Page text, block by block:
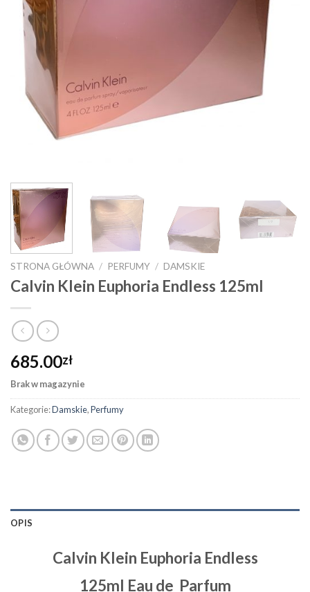
STRONA GŁÓWNA / PERFUMY / DAMSKIE
Calvin Klein Euphoria Endless 125ml
685.00zł
Brak w magazynie
Kategorie:Damskie,Perfumy
OPIS
Calvin Klein Euphoria Endless
125ml Eau de Parfum